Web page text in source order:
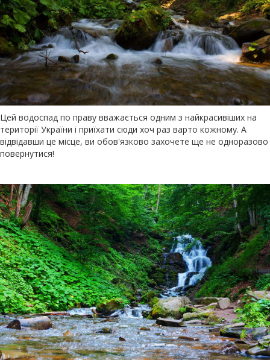
Цей водоспад по праву вважається одним з найкрасивіших на
території України і приїхати сюди хоч раз варто кожному. А
відвідавши це місце, ви обов'язково захочете ще не одноразово
повернутися!